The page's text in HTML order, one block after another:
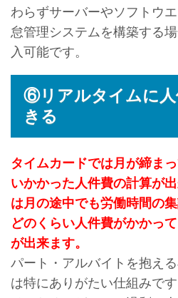
わらずサーバーやソフトウ
怠管理システムを構築する
入可能です。
⑥リアルタイムに人
きる
タイムカードでは月が締ま
いかかった人件費の計算が
は月の途中でも労働時間の
どのくらい人件費がかかっ
が出来ます。
パート・アルバイトを抱え
は特にありがたい仕組みです